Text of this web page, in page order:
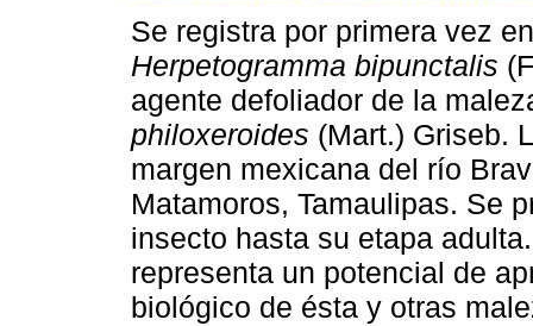
Se registra por primera vez
Herpetogramma bipunctalis
agente defoliador de la
philoxeroides (Mart.) Griseb.
margen mexicana del río
Matamoros, Tamaulipas. Se
insecto hasta su etapa
representa un potencial de
biológico de ésta y otras